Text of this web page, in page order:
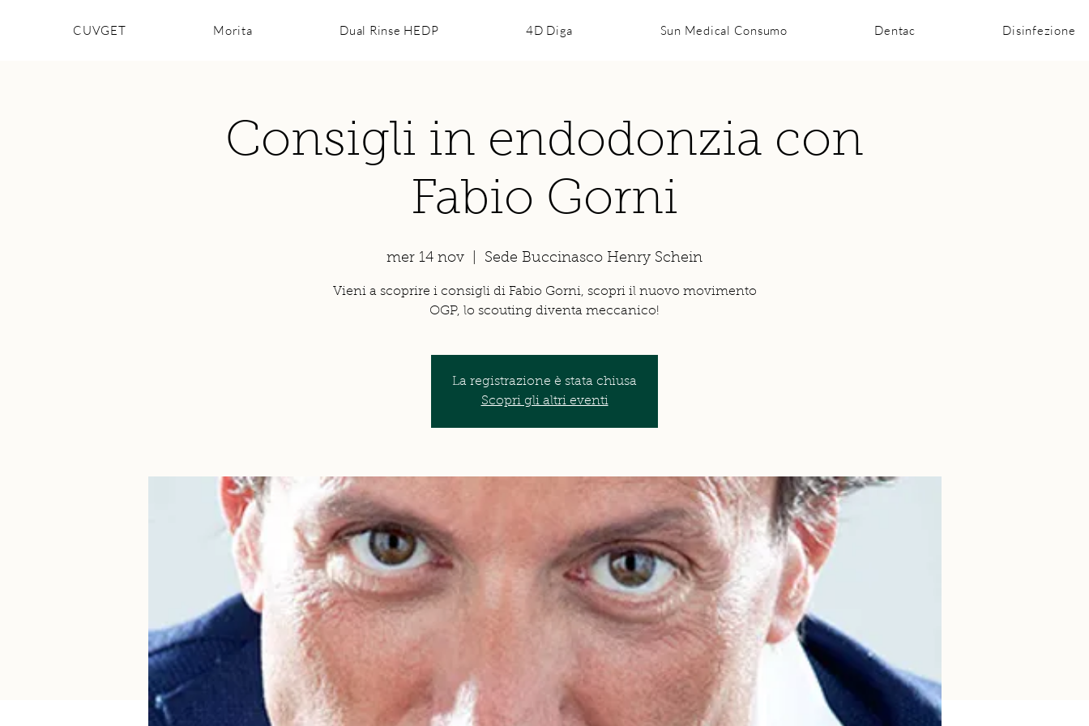
CUVGET Morita Dual Rinse HEDP 4D Diga Sun Medical Consumo Dentac Disinfezione
Consigli in endodonzia con
Fabio Gorni
mer 14 nov Sede Buccinasco Henry Schein
Vieni a scoprire i consigli di Fabio Gorni, scopri il nuovo movimento
OGP, lo scouting diventa meccanico!
La registrazione è stata chiusa
Scopri gli altri eventi